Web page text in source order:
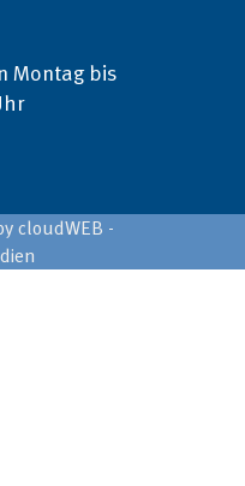
Montag bis
cloudWEB -